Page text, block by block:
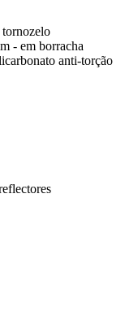
tornozelo
- em borracha
anti-torção